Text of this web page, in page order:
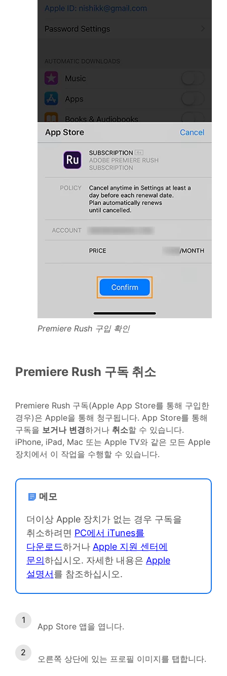
Premiere Rush 구입 확인
Premiere Rush 구독 취소
Premiere Rush 구독(Apple App Store를 통해 구입한
경우)은 Apple을 통해 청구됩니다. App Store를 통해
구독을 보거나 변경하거나 취소할 수 있습니다.
iPhone, iPad, Mac 또는 Apple TV와 같은 모든 Apple
장치에서 이 작업을 수행할 수 있습니다.
메모
더이상 Apple 장치가 없는 경우 구독을
취소하려면 PC에서 iTunes를
다운로드하거나 Apple 지원 센터에
문의하십시오. 자세한 내용은 Apple
설명서를 참조하십시오.
App Store 앱을 엽니다.
오른쪽 상단에 있는 프로필 이미지를 탭합니다.